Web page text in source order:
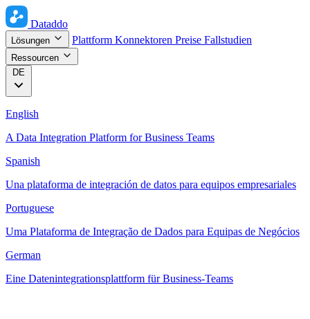
Dataddo
Lösungen Plattform Konnektoren Preise Fallstudien
Ressourcen
DE
English
A Data Integration Platform for Business Teams
Spanish
Una plataforma de integración de datos para equipos empresariales
Portuguese
Uma Plataforma de Integração de Dados para Equipas de Negócios
German
Eine Datenintegrationsplattform für Business-Teams